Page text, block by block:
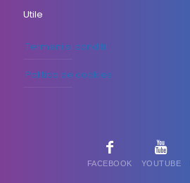
Utile
Termeni si conditii
Politica de cookies
FACEBOOK YOUTUBE